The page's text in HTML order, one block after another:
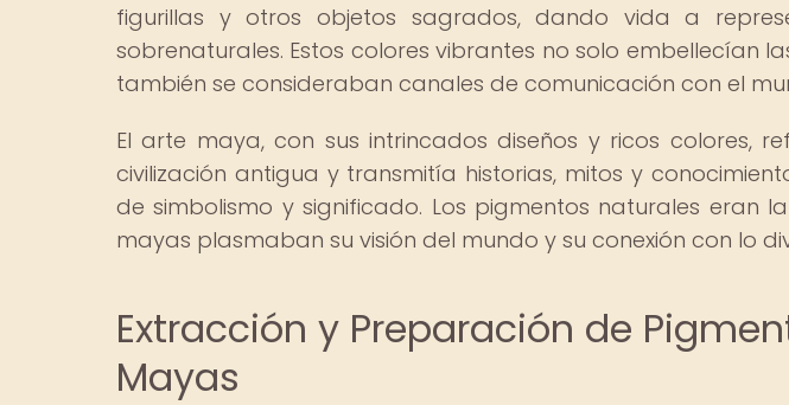
figurillas y otros objetos sagrados, dando vida a
sobrenaturales. Estos colores vibrantes no solo embellecían
también se consideraban canales de comunicación con el
El arte maya, con sus intrincados diseños y ricos colores,
civilización antigua y transmitía historias, mitos y
de simbolismo y significado. Los pigmentos naturales eran
mayas plasmaban su visión del mundo y su conexión con lo
Extracción y Preparación de
Mayas